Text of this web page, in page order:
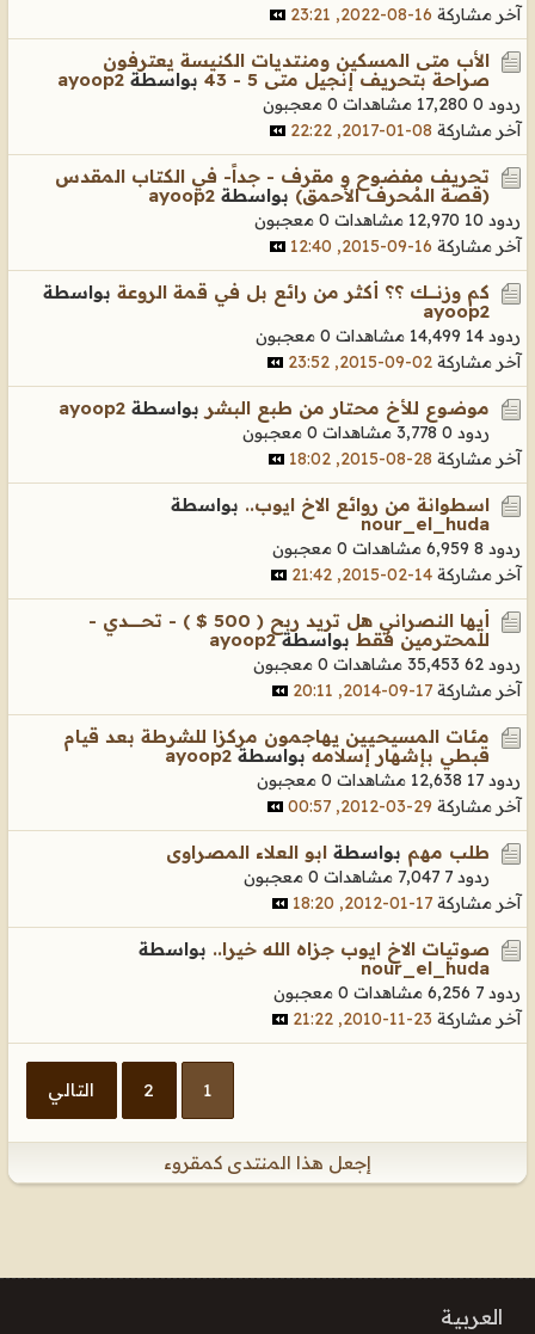
آخر مشاركة 16-08-2022, 23:21
الأب متى المسكين ومنتديات الكنيسة يعترفون
صراحة بتحريف إنجيل متى 5 - 43
بواسطة ayoop2
ردود 0 17,280 مشاهدات
0 معجبون
آخر مشاركة 08-01-2017, 22:22
تحريف مفضوح و مقرف - جداً- في الكتاب المقدس
(قصة المُحرف الأحمق) بواسطة ayoop2
ردود 10 12,970 مشاهدات
0 معجبون
آخر مشاركة 16-09-2015, 12:40
كم وزنــــــك ؟؟ أكثر من رائع بل في قمة الروعة بواسطة
ayoop2
ردود 14 14,499 مشاهدات
0 معجبون
آخر مشاركة 02-09-2015, 23:52
موضوع للأخ محتار من طبع البشر بواسطة ayoop2
ردود 0 3,778 مشاهدات
0 معجبون
آخر مشاركة 28-08-2015, 18:02
اسطوانة من روائع الاخ ايوب.. بواسطة
nour_el_huda
ردود 8 6,959 مشاهدات
0 معجبون
آخر مشاركة 14-02-2015, 21:42
أيها النصراني هل تريد ربح ( 500 $ ) - تحــــــــــدي -
للمحترمين فقط بواسطةayoop2
ردود 62 35,453 مشاهدات
0 معجبون
آخر مشاركة 17-09-2014, 20:11
مئات المسيحيين يهاجمون مركزا للشرطة بعد قيام
قبطي بإشهار إسلامه بواسطةayoop2
ردود 17 12,638 مشاهدات
0 معجبون
آخر مشاركة 29-03-2012, 00:57
طلب مهم بواسطة ابو العلاء المصراوى
ردود 7 7,047 مشاهدات
0 معجبون
آخر مشاركة 17-01-2012, 18:20
صوتيات الاخ ايوب جزاه الله خيرا.. بواسطة
nour_el_huda
ردود 7 6,256 مشاهدات
0 معجبون
آخر مشاركة 23-11-2010, 21:22
1
2 التالي
إجعل هذا المنتدى كمقروء
العربية